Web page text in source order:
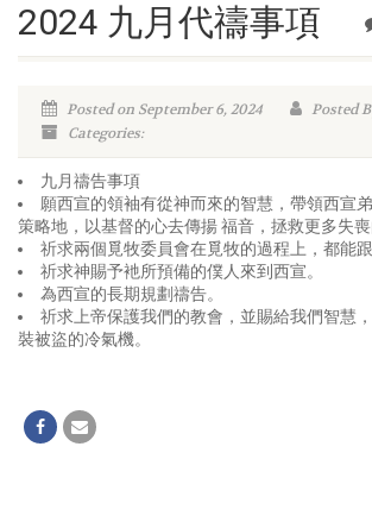
2024 九月代禱事項
Posted on September 6, 2024
Posted
Categories:
九月禱告事項
願西宣的領袖有從神而來的智慧，帶領西宣
策略地，以基督的心去傳揚 福音，拯救更多失喪
祈求兩個覓牧委員會在覓牧的過程上，都能跟
祈求神賜予衪所預備的僕人來到西宣。
為西宣的長期規劃禱告。
祈求上帝保護我們的教會，並賜給我們智慧
裝被盜的冷氣機。